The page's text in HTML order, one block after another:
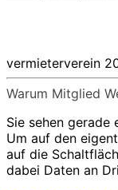
vermieterverein
Warum Mitglied
Sie sehen gerade
Um auf den
auf die
dabei Daten an